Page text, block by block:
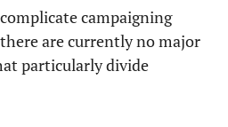
campaigning
are currently no major
particularly divide